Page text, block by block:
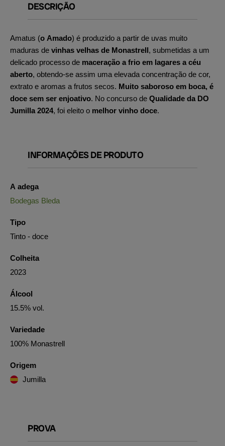
DESCRIÇÃO
Amatus (o Amado) é produzido a partir de uvas muito
maduras de vinhas velhas de Monastrell, submetidas a um
delicado processo de maceração a frio em lagares a céu
aberto, obtendo-se assim uma elevada concentração de cor,
extrato e aromas a frutos secos. Muito saboroso em boca, é
doce sem ser enjoativo. No concurso de Qualidade da DO
Jumilla 2024, foi eleito o melhor vinho doce.
INFORMAÇÕES DE PRODUTO
A adega
Bodegas Bleda
Tipo
Tinto - doce
Colheita
2023
Álcool
15.5% vol.
Variedade
100% Monastrell
Origem
Jumilla
PROVA